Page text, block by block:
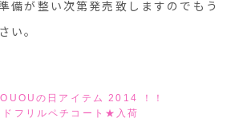
備が整い次第発売致しますのでもう
い。
の日アイテム 2014 ！！
ドフリルペチコート★入荷